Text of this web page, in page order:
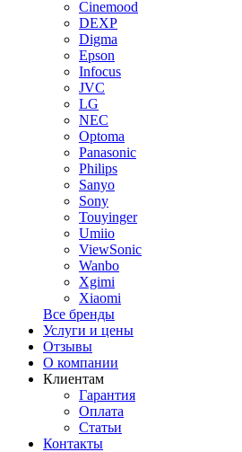
Cinemood
DEXP
Digma
Epson
Infocus
JVC
LG
NEC
Optoma
Panasonic
Philips
Sanyo
Sony
Touyinger
Umiio
ViewSonic
Wanbo
Xgimi
Xiaomi
Все бренды
Услуги и цены
Отзывы
О компании
Клиентам
Гарантия
Оплата
Статьи
Контакты